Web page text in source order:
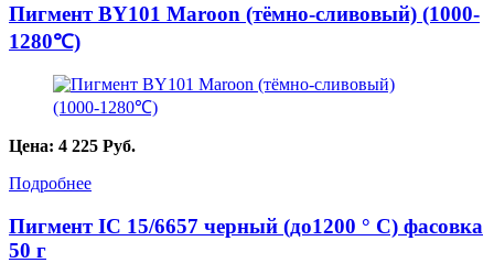
Пигмент BY101 Maroon (тёмно-сливовый) (1000-
1280℃)
Цена: 4 225 Руб.
Подробнее
Пигмент IC 15/6657 черный (до1200 ° С) фасовка
50 г